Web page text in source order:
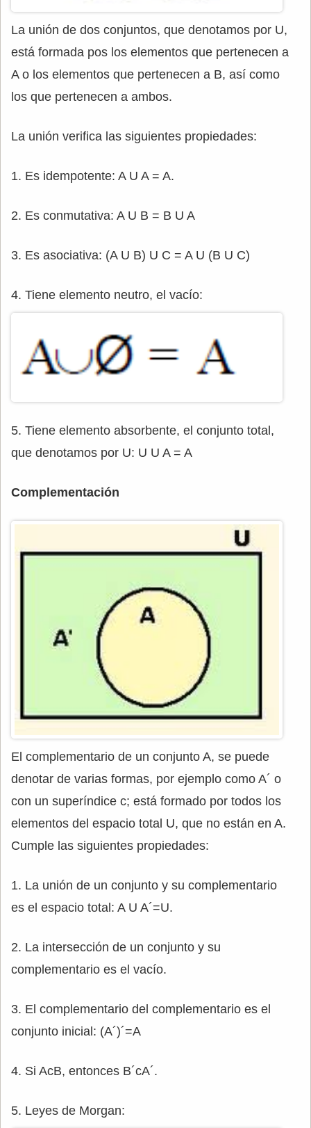
La unión de dos conjuntos, que denotamos por U,
está formada pos los elementos que pertenecen a
A o los elementos que pertenecen a B, así como
los que pertenecen a ambos.
La unión verifica las siguientes propiedades:
1. Es idempotente: A U A = A.
2. Es conmutativa: A U B = B U A
3. Es asociativa: (A U B) U C = A U (B U C)
4. Tiene elemento neutro, el vacío:
5. Tiene elemento absorbente, el conjunto total,
que denotamos por U: U U A = A
Complementación
El complementario de un conjunto A, se puede
denotar de varias formas, por ejemplo como A´ o
con un superíndice c; está formado por todos los
elementos del espacio total U, que no están en A.
Cumple las siguientes propiedades:
1. La unión de un conjunto y su complementario
es el espacio total: A U A´=U.
2. La intersección de un conjunto y su
complementario es el vacío.
3. El complementario del complementario es el
conjunto inicial: (A´)´=A
4. Si AcB, entonces B´cA´.
5. Leyes de Morgan: